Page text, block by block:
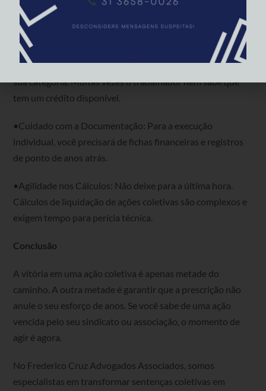
minuciosa para não errar a conta.
Dicas para Garantir seu Recebimento
•Monitore o Sindicato: Fique atento às vitórias judiciais da
sua categoria. Muitas vezes o trabalhador nem sabe que
tem um crédito disponível.
•Cuidado com a Documentação: Para a execução
individual, você precisará de fichas financeiras e registros
de ponto de anos atrás.
•Agilidade nos Cálculos: Não deixe para a última hora.
Cálculos de liquidação de ações coletivas são complexos e
exigem tempo para perícia técnica.
Conclusão
A vitória em uma ação coletiva é apenas metade do
caminho. A outra metade é garantir que a prescrição não
anule o seu esforço de anos. Se você sabe de uma ação
vencida pelo seu sindicato ou associação, o momento de
agir é agora.
No Frederico Cruz Advogados Associados, somos
especialistas em transformar sentenças coletivas em